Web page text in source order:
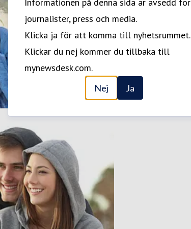
journalister, press och media.
Klicka ja för att komma till nyhetsrummet.
Klickar du nej kommer du tillbaka till
mynewsdesk.com.
Nej Ja